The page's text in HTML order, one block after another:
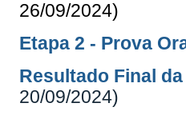
26/09/2024)
Etapa 2 - Prova
Resultado Final
20/09/2024)